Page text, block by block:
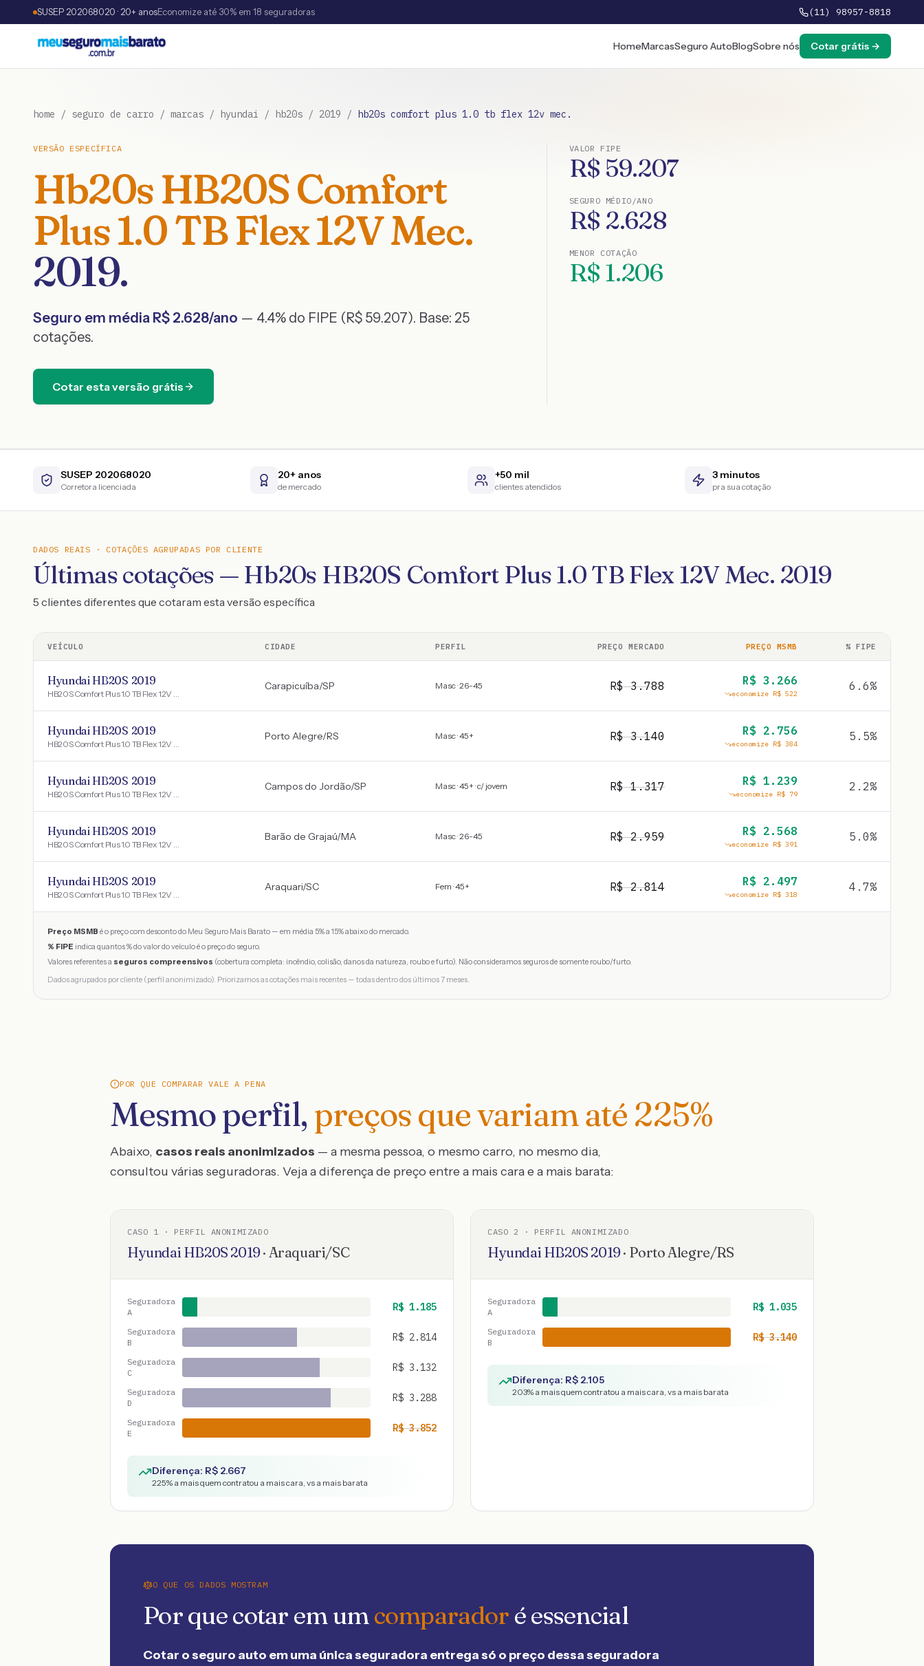
SUSEP 202068020 · 20+ anosEconomize até 30% em 18 seguradoras (11) 98957-8818
HomeMarcasSeguro AutoBlogSobre nós Cotar grátis →
home / seguro de carro / marcas / hyundai / hb20s / 2019 / hb20s comfort plus 1.0 tb flex 12v mec.
VERSÃO ESPECÍFICA
Hb20sHB20S Comfort
Plus 1.0 TB Flex 12V Mec.
2019.
Seguro em média R$ 2.628/ano — 4.4% do FIPE (R$ 59.207). Base: 25
cotações.
Cotar esta versão grátis
VALOR FIPE
R$ 59.207
SEGURO MÉDIO/ANO
R$ 2.628
MENOR COTAÇÃO
R$ 1.206
SUSEP 202068020
Corretora licenciada
20+ anos
de mercado
+50 mil
clientes atendidos
3 minutos
pra sua cotação
DADOS REAIS · COTAÇÕES AGRUPADAS POR CLIENTE
Últimas cotações — Hb20s HB20S Comfort Plus 1.0 TB Flex 12V Mec. 2019
5 clientes diferentes que cotaram esta versão específica
VEÍCULO CIDADE PERFIL PREÇO MERCADO PREÇO MSMB % FIPE
Hyundai HB20S 2019
HB20S Comfort Plus 1.0 TB Flex 12V Mec.
Carapicuíba/SP Masc · 26-45 R$3.788 R$ 3.266
economize R$ 522
6.6%
Hyundai HB20S 2019
HB20S Comfort Plus 1.0 TB Flex 12V Mec.
Porto Alegre/RS Masc · 45+ R$3.140 R$ 2.756
economize R$ 384
5.5%
Hyundai HB20S 2019
HB20S Comfort Plus 1.0 TB Flex 12V Mec.
Campos do Jordão/SP Masc · 45+ · c/ jovem R$1.317 R$ 1.239
economize R$ 79
2.2%
Hyundai HB20S 2019
HB20S Comfort Plus 1.0 TB Flex 12V Mec.
Barão de Grajaú/MA Masc · 26-45 R$2.959 R$ 2.568
economize R$ 391
5.0%
Hyundai HB20S 2019
HB20S Comfort Plus 1.0 TB Flex 12V Mec.
Araquari/SC Fem · 45+ R$2.814 R$ 2.497
economize R$ 318
4.7%
Preço MSMB é o preço com desconto do Meu Seguro Mais Barato — em média 5% a 15% abaixo do mercado.
% FIPE indica quantos % do valor do veículo é o preço do seguro.
Valores referentes a seguros compreensivos (cobertura completa: incêndio, colisão, danos da natureza, roubo e furto). Não consideramos seguros de somente roubo/furto.
Dados agrupados por cliente (perfil anonimizado). Priorizamos as cotações mais recentes — todas dentro dos últimos 7 meses.
POR QUE COMPARAR VALE A PENA
Mesmo perfil, preços que variam até 225%
Abaixo, casos reais anonimizados — a mesma pessoa, o mesmo carro, no mesmo dia,
consultou várias seguradoras. Veja a diferença de preço entre a mais cara e a mais barata:
CASO 1 · PERFIL ANONIMIZADO
Hyundai HB20S 2019· Araquari/SC
Seguradora
A
R$ 1.185
Seguradora
B
R$ 2.814
Seguradora
C
R$ 3.132
Seguradora
D
R$ 3.288
Seguradora
E
R$3.852
Diferença: R$ 2.667
225% a mais quem contratou a mais cara, vs a mais barata
CASO 2 · PERFIL ANONIMIZADO
Hyundai HB20S 2019· Porto Alegre/RS
Seguradora
A
R$ 1.035
Seguradora
B
R$3.140
Diferença: R$ 2.105
203% a mais quem contratou a mais cara, vs a mais barata
O QUE OS DADOS MOSTRAM
Por que cotar em umcomparador é essencial
Cotar o seguro auto em uma única seguradora entrega só o preço dessa seguradora